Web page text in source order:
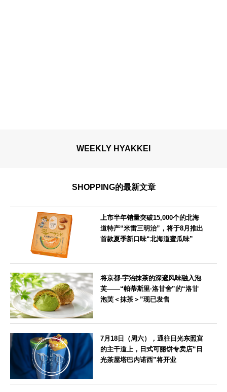
WEEKLY HYAKKEI
SHOPPING的最新文章
上市半年销量突破15,000个的北海
道特产“米雷三明治”，将于8月推出
首款夏季新口味“北海道蜜瓜味”
将京都·宇治抹茶的深邃风味融入泡
芙——“帕蒂斯里·洛甘舍”的“洛甘
泡芙＜抹茶＞”现已发售
7月18日（周六），通往日光东照宫
的主干道上，日式可丽饼专卖店“日
光茶屋塔巴内诺西”将开业